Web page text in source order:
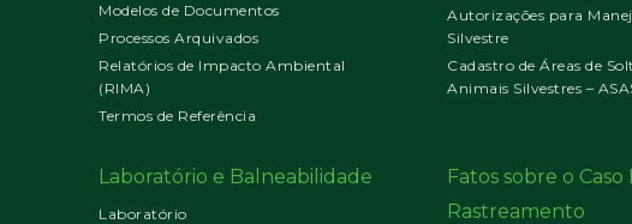
Modelos de Documentos
Processos Arquivados
Relatórios de Impacto Ambiental
(RIMA)
Termos de Referência
Autorizações para
Silvestre
Cadastro de Áreas de
Animais Silvestres –
Laboratório e Balneabilidade
Laboratório
Fatos sobre o Caso
Rastreamento